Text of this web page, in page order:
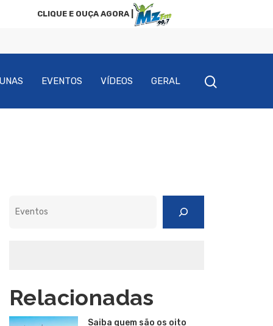
CLIQUE E OUÇA AGORA |
EVENTOS VÍDEOS GERAL
Relacionadas
Saiba quem são os oito